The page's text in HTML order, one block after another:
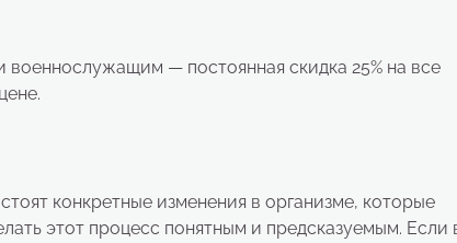
— постоянная скидка 25% на все
конкретные изменения в организме, которые
этот процесс понятным и предсказуемым. Если